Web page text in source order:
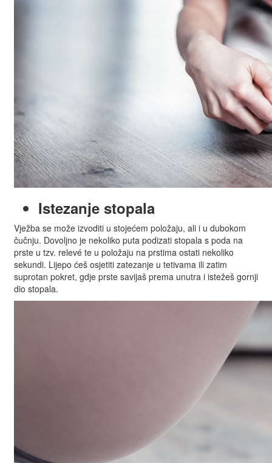
Istezanje stopala
Vježba se može izvoditi u stojećem položaju, ali i u dubokom
čučnju. Dovoljno je nekoliko puta podizati stopala s poda na
prste u tzv. relevé te u položaju na prstima ostati nekoliko
sekundi. Lijepo ćeš osjetiti zatezanje u tetivama ili zatim
suprotan pokret, gdje prste savijaš prema unutra i istežeš gornji
dio stopala.